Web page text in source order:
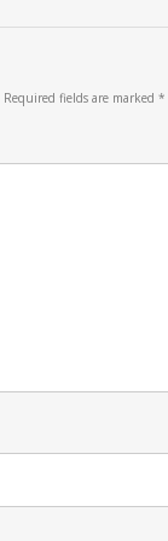
Required fields are marked *